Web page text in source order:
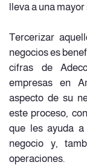
lleva a una
Tercerizar
negocios es
cifras de
empresas en
aspecto de su
este proceso,
que les ayuda
negocio y,
operaciones.